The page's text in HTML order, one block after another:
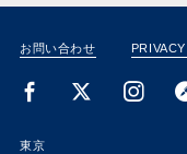
お問い合わせ
東京